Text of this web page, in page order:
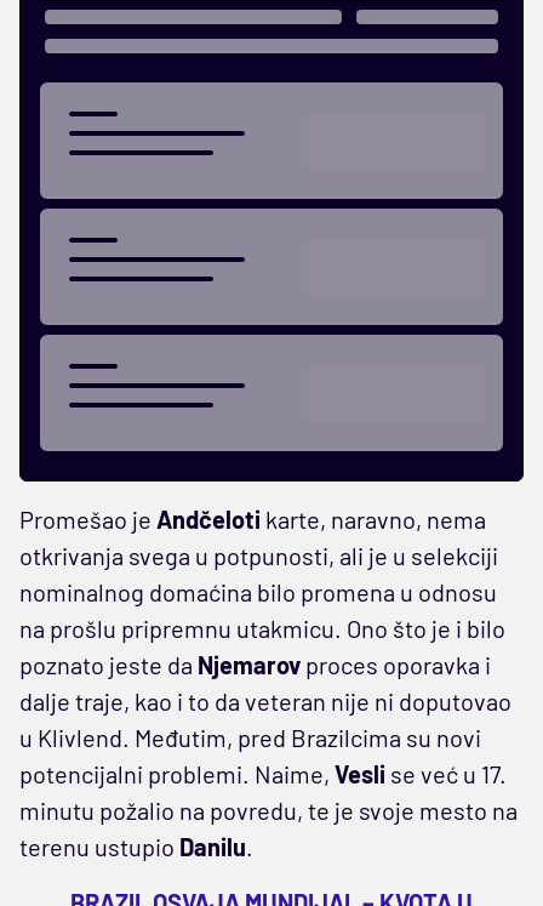
Promešao je Andčeloti karte, naravno, nema
otkrivanja svega u potpunosti, ali je u selekciji
nominalnog domaćina bilo promena u odnosu
na prošlu pripremnu utakmicu. Ono što je i bilo
poznato jeste da Njemarov proces oporavka i
dalje traje, kao i to da veteran nije ni doputovao
u Klivlend. Međutim, pred Brazilcima su novi
potencijalni problemi. Naime, Vesli se već u 17.
minutu požalio na povredu, te je svoje mesto na
terenu ustupio Danilu.